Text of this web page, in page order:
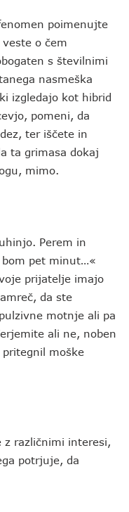
poimenujte
o čem
s številnimi
nasmeška
izgledajo kot hibrid
pomeni, da
ter iščete in
ta grimasa dokaj
mimo.
Perem in
bom pet minut…«
prijatelje imajo
da ste
motnje ali pa
ali ne, noben
moške
z različnimi interesi,
potrjuje, da